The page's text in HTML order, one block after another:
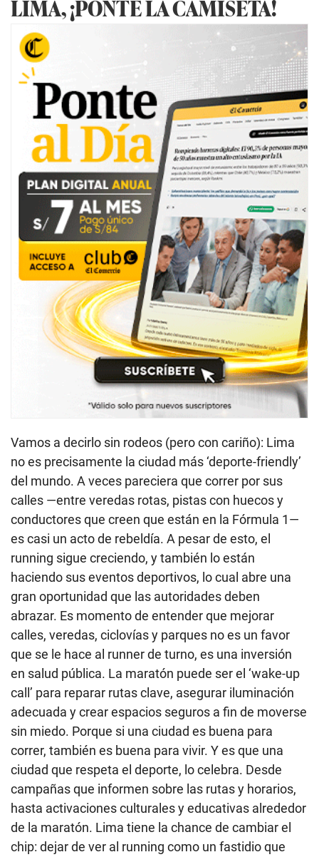
LIMA, ¡PONTE LA CAMISETA!
Vamos a decirlo sin rodeos (pero con cariño): Lima
no es precisamente la ciudad más ‘deporte-friendly’
del mundo. A veces pareciera que correr por sus
calles —entre veredas rotas, pistas con huecos y
conductores que creen que están en la Fórmula 1—
es casi un acto de rebeldía. A pesar de esto, el
running sigue creciendo, y también lo están
haciendo sus eventos deportivos, lo cual abre una
gran oportunidad que las autoridades deben
abrazar. Es momento de entender que mejorar
calles, veredas, ciclovías y parques no es un favor
que se le hace al runner de turno, es una inversión
en salud pública. La maratón puede ser el ‘wake-up
call’ para reparar rutas clave, asegurar iluminación
adecuada y crear espacios seguros a fin de moverse
sin miedo. Porque si una ciudad es buena para
correr, también es buena para vivir. Y es que una
ciudad que respeta el deporte, lo celebra. Desde
campañas que informen sobre las rutas y horarios,
hasta activaciones culturales y educativas alrededor
de la maratón. Lima tiene la chance de cambiar el
chip: dejar de ver al running como un fastidio que